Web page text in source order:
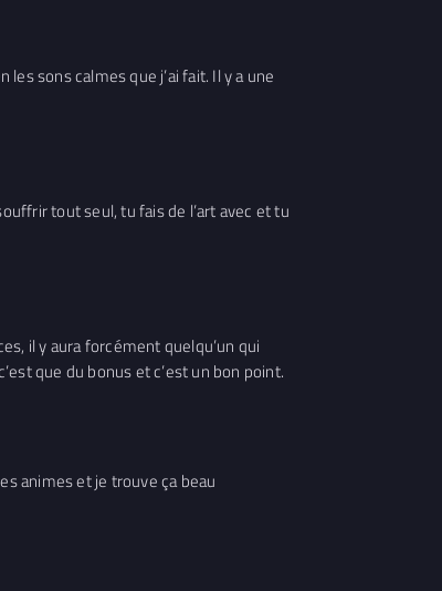
sons calmes que j’ai fait. Il y a une
tout seul, tu fais de l’art avec et tu
il y aura forcément quelqu’un qui
que du bonus et c’est un bon point.
animes et je trouve ça beau